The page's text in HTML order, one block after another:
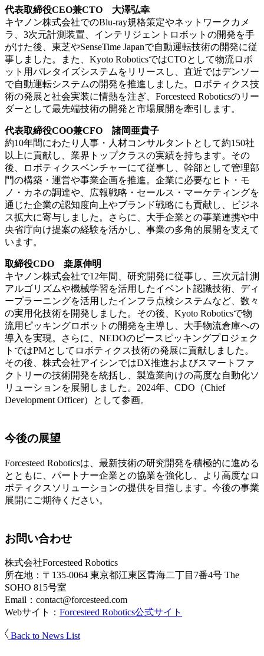
代表取締役CEO兼CTO 大澤弘幸
キヤノン株式会社でのBlu-ray規格策定やネットワークカメ
ラ、3次元計測装置、インテリジェントロボットの開発を手
がけた後、東芝やSenseTime Japanで自動運転技術の開発に従
事しました。また、Kyoto RoboticsではCTOとして物流ロボ
ット用パレタイズシステムをリリースし、直近ではデンソー
で自動運転システムの開発を推進しました。ロボティクス技
術の発展と社会実装に情熱を注ぎ、Forcesteed Roboticsのリー
ダーとして最先端技術の開発と市場展開を牽引します。
代表取締役COO兼CFO 諸岡亜貴子
約10年間にわたり人事・人材コンサルタントとして約150社
以上に貢献し、業界トップクラスの実績を持ちます。その
後、ロボティクスベンチャーにて従事し、幹部として管理部
門の構築・運営や事業企画を推進。企業に必要なヒト・モ
ノ・カネの調達や、広報戦略・セールス・マーケティングを
通じた企業の認知度向上やブランド戦略にも貢献し、ビジネ
ス拡大に寄与しました。さらに、大手企業との事業連携や中
央省庁向け提案の経験を活かし、事業の多角的展開を支えて
います。
取締役CDO 桒原伸明
キヤノン株式会社で12年間、研究開発に従事し、三次元計測
アルゴリズムや機械学習を活用したイベント認識技術、ディ
ープラーニングを活用したインフラ点検システムなど、数々
の実用化技術を開発しました。その後、Kyoto Roboticsで物
流用ピッキングロボットの開発を主導し、大手物流倉庫への
導入を実現。さらに、NEDOのピースピッキングプロジェク
トではPMとしてロボティクス技術の発展に貢献しました。
その後、株式会社アイシンではDX推進およびスマートファ
クトリーの技術開発を統括し、製造業向けの高度な自動化ソ
リューションを展開しました。2024年、CDO（Chief
Development Officer）として参画。
今後の展望
Forcesteed Roboticsは、最新技術の研究開発を積極的に進める
とともに、パートナー企業との協業を強化し、より高度なロ
ボティクスソリューションの提供を目指します。今後の事業
展開にご期待ください。
お問い合わせ
株式会社Forcesteed Robotics
所在地：〒135-0064 東京都江東区青海二丁目7番4号 The
SOHO 815号室
Email： contact@forcesteed.com
Webサイト： Forcesteed Robotics公式サイト
Back to News List